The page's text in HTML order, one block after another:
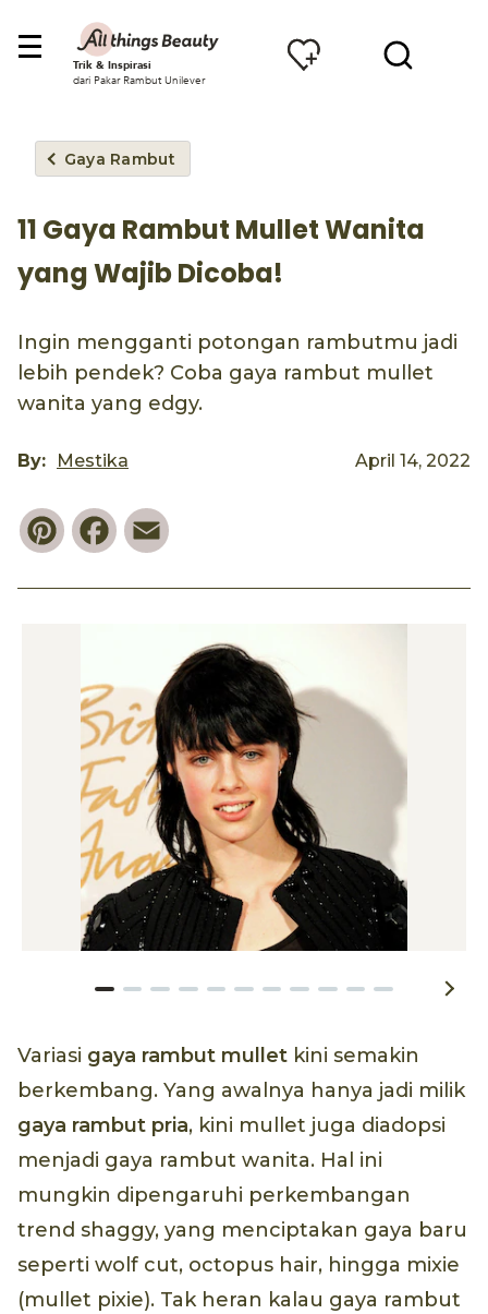
Trik & Inspirasi
dari Pakar Rambut Unilever
Gaya Rambut
11 Gaya Rambut Mullet Wanita
yang Wajib Dicoba!
Ingin mengganti potongan rambutmu jadi
lebih pendek? Coba gaya rambut mullet
wanita yang edgy.
By: Mestika April 14, 2022
PinterestFacebook
Variasi gaya rambut mullet kini semakin
berkembang. Yang awalnya hanya jadi milik
gaya rambut pria, kini mullet juga diadopsi
menjadi gaya rambut wanita. Hal ini
mungkin dipengaruhi perkembangan
trend shaggy, yang menciptakan gaya baru
seperti wolf cut, octopus hair, hingga mixie
(mullet pixie). Tak heran kalau gaya rambut